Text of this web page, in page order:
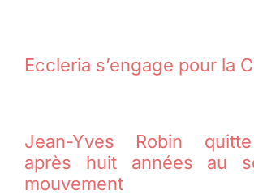
Eccleria s’engage pour la
Jean-Yves Robin
après huit années au
mouvement